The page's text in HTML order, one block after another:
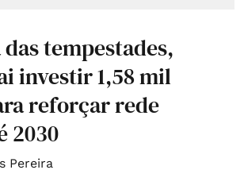
das tempestades,
investir 1,58 mil
reforçar rede
2030
Pereira